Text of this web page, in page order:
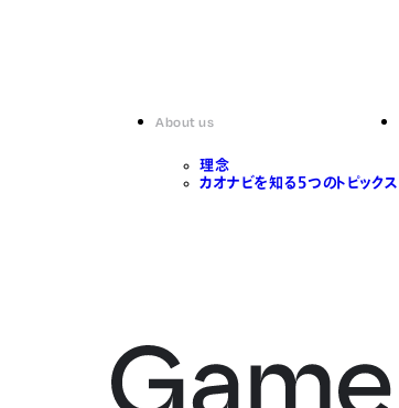
About us
理念
カオナビを知る5つのトピックス